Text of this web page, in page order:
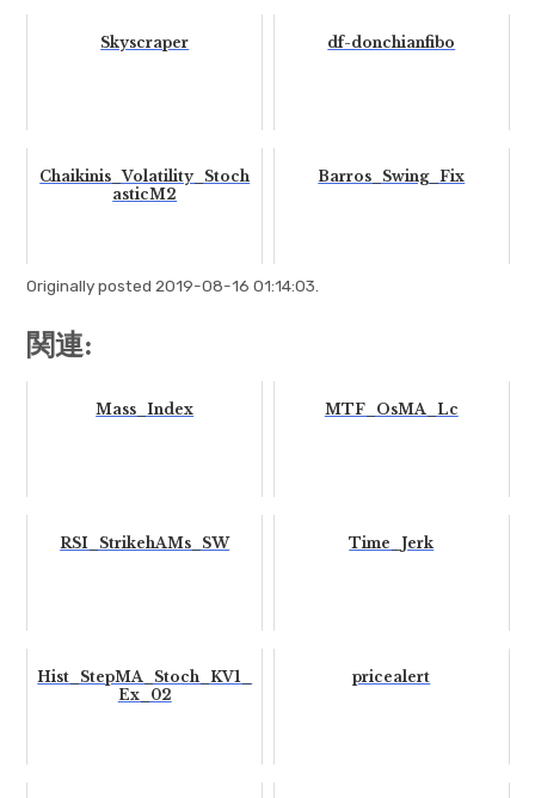
Skyscraper df-donchianfibo
Chaikinis_Volatility_Stoch
asticM2
Barros_Swing_Fix
Originally posted 2019-08-16 01:14:03.
関連:
Mass_Index MTF_OsMA_Lc
RSI_StrikehAMs_SW Time_Jerk
Hist_StepMA_Stoch_KV1_
Ex_02
pricealert